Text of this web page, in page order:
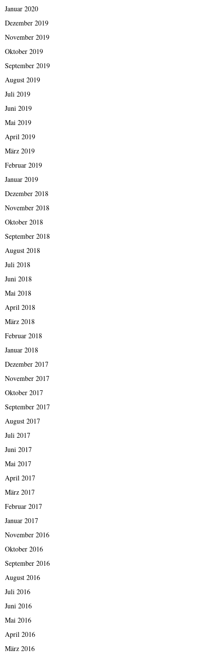
Januar 2020
Dezember 2019
November 2019
Oktober 2019
September 2019
August 2019
Juli 2019
Juni 2019
Mai 2019
April 2019
März 2019
Februar 2019
Januar 2019
Dezember 2018
November 2018
Oktober 2018
September 2018
August 2018
Juli 2018
Juni 2018
Mai 2018
April 2018
März 2018
Februar 2018
Januar 2018
Dezember 2017
November 2017
Oktober 2017
September 2017
August 2017
Juli 2017
Juni 2017
Mai 2017
April 2017
März 2017
Februar 2017
Januar 2017
November 2016
Oktober 2016
September 2016
August 2016
Juli 2016
Juni 2016
Mai 2016
April 2016
März 2016